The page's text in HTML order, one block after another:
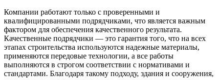
Компании работают только с проверенными и
квалифицированными подрядчиками, что является важным
фактором для обеспечения качественного результата.
Качественные подрядчики — это гарантия того, что на всех
этапах строительства используются надежные материалы,
применяются передовые технологии, а все работы
выполняются в строгом соответствии с нормативами и
стандартами. Благодаря такому подходу, здания и сооружения,